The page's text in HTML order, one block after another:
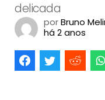
delicada
porBruno
há 2 anos